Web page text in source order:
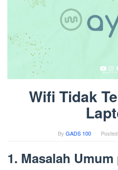
Wifi Tidak
By GADS 100
1. Masalah